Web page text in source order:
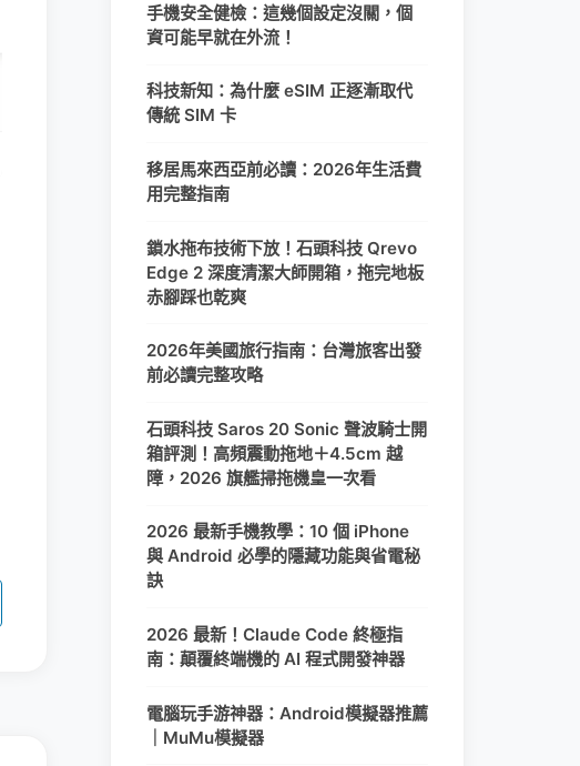
手機安全健檢：這幾個設定沒關，個
資可能早就在外流！
科技新知：為什麼 eSIM 正逐漸取代
傳統 SIM 卡
移居馬來西亞前必讀：2026年生活費
用完整指南
鎖水拖布技術下放！石頭科技 Qrevo
Edge 2 深度清潔大師開箱，拖完地板
赤腳踩也乾爽
2026年美國旅行指南：台灣旅客出發
前必讀完整攻略
石頭科技 Saros 20 Sonic 聲波騎士開
箱評測！高頻震動拖地＋4.5cm 越
障，2026 旗艦掃拖機皇一次看
2026 最新手機教學：10 個 iPhone
與 Android 必學的隱藏功能與省電秘
訣
2026 最新！Claude Code 終極指
南：顛覆終端機的 AI 程式開發神器
電腦玩手游神器：Android模擬器推薦
｜MuMu模擬器